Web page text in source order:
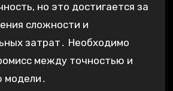
но это достигается за
сложности и
затрат․ Необходимо
между точностью и
модели․